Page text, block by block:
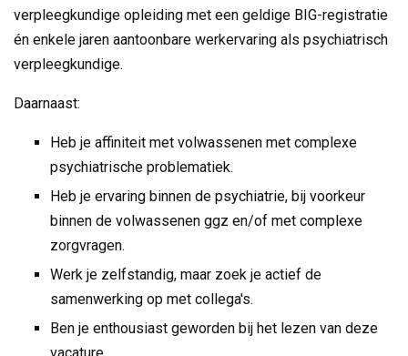
verpleegkundige opleiding met een geldige BIG-registratie
én enkele jaren aantoonbare werkervaring als psychiatrisch
verpleegkundige.
Daarnaast:
Heb je affiniteit met volwassenen met complexe
psychiatrische problematiek.
Heb je ervaring binnen de psychiatrie, bij voorkeur
binnen de volwassenen ggz en/of met complexe
zorgvragen.
Werk je zelfstandig, maar zoek je actief de
samenwerking op met collega's.
Ben je enthousiast geworden bij het lezen van deze